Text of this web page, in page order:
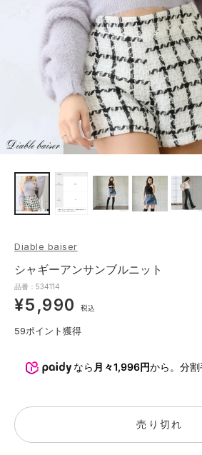
Diable baiser
シャギーアンサンブルニット
品番：534114
¥5,990 税込
59ポイント獲得
なら 月々1,996円から。分
売り切れ